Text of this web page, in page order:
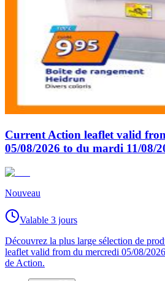
Current Action leaflet valid
05/08/2026 to du mardi 11/08/
Nouveau
Valable 3 jours
Découvrez la plus large sélection de
leaflet valid from du mercredi 05/08/
de Action.